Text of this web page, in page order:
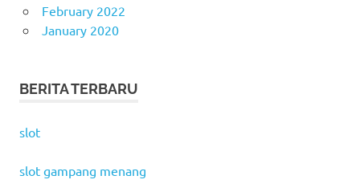
February 2022
January 2020
BERITA TERBARU
slot
slot gampang menang